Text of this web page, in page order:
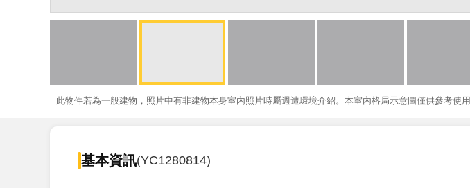
此物件若為一般建物，照片中有非建物本身室內照片時屬週遭環境介紹。本室內格局示意圖僅供參考使用
基本資訊(YC1280814)